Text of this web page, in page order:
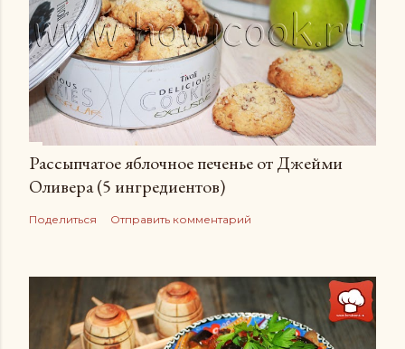
Рассыпчатое яблочное печенье от Джейми
Оливера (5 ингредиентов)
Поделиться Отправить комментарий